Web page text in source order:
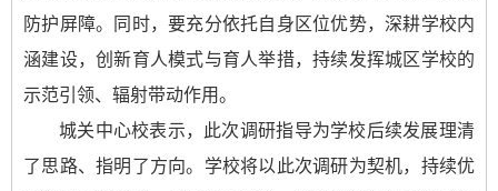
防护屏障。同时，要充分依托自身区位优势，深耕学校内
涵建设，创新育人模式与育人举措，持续发挥城区学校的
示范引领、辐射带动作用。
城关中心校表示，此次调研指导为学校后续发展理清
了思路、指明了方向。学校将以此次调研为契机，持续优